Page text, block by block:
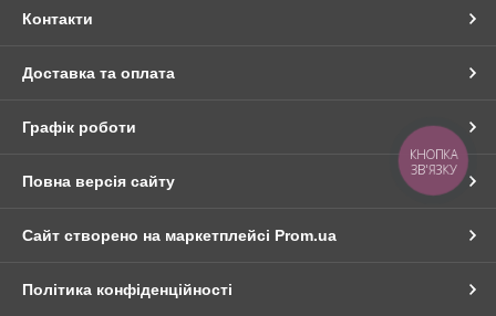
Контакти
Доставка та оплата
Графік роботи
Повна версія сайту
Сайт створено на маркетплейсі Prom.ua
Політика конфіденційності
КНОПКА
ЗВ'ЯЗКУ